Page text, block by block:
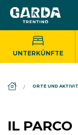
UNTERKÜNFTE
ORTE UND
IL PARCO